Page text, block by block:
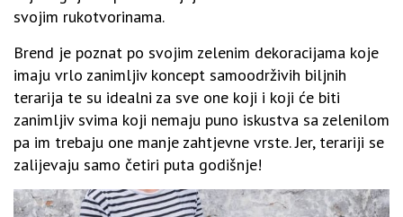
svojim rukotvorinama.
Brend je poznat po svojim zelenim dekoracijama koje
imaju vrlo zanimljiv koncept samoodrživih biljnih
terarija te su idealni za sve one koji i koji će biti
zanimljiv svima koji nemaju puno iskustva sa zelenilom
pa im trebaju one manje zahtjevne vrste. Jer, terariji se
zalijevaju samo četiri puta godišnje!